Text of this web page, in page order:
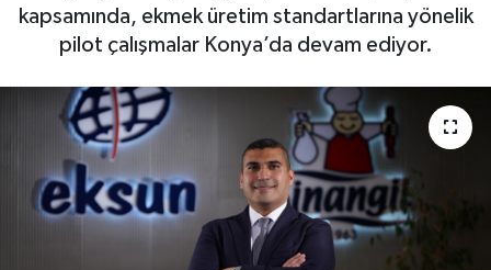
kapsamında, ekmek üretim standartlarına yönelik
pilot çalışmalar Konya’da devam ediyor.
LOJİSTİK
MAGAZİN
OTO DETAY
SAĞLIK
Son Dakika Haberleri
Haber Arşivi